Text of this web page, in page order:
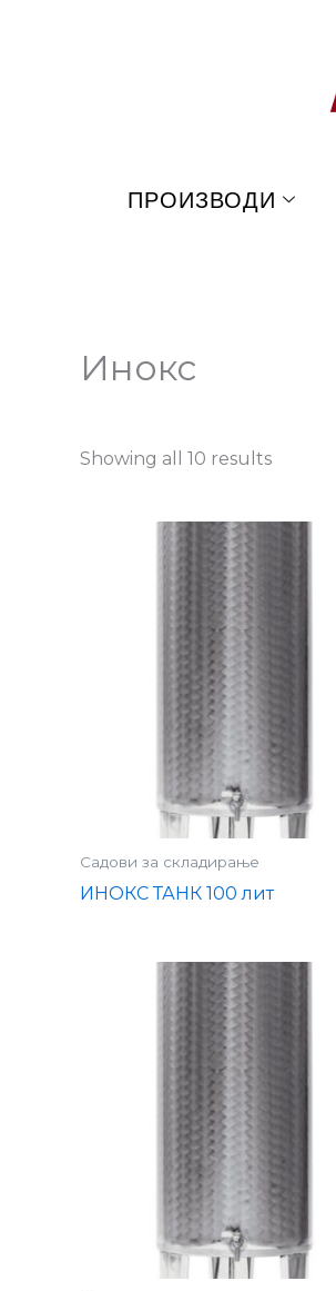
ПРОИЗВОДИ
Инокс
Showing all 10 results
Садови за складирање
ИНОКС ТАНК 100 лит